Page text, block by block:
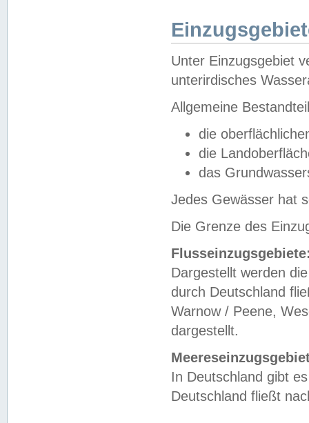
Unter Einzugsgebiet
unterirdisches
Allgemeine
die
die
das
Jedes Gewässer hat
Die Grenze des
Dargestellt werden
durch Deutschland
Warnow / Peene,
dargestellt.
In Deutschland gibt
Deutschland fließt